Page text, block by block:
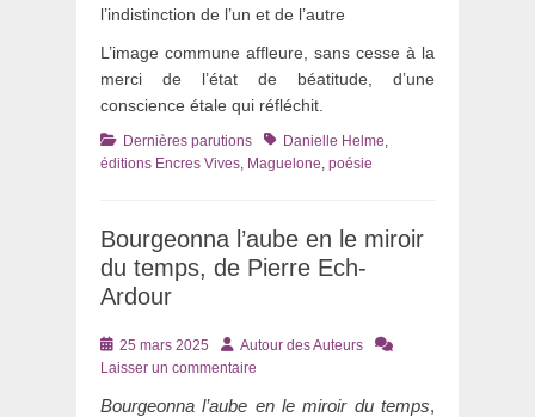
l’indistinction de l’un et de l’autre
L’image commune affleure, sans cesse à la
merci de l’état de béatitude, d’une
conscience étale qui réfléchit.
Catégories
Dernières parutions TagsDanielle Helme
éditions Encres Vives Maguelone poésie
Bourgeonna l’aube en le miroir
du temps, de Pierre Ech-
Ardour
Posté
le
25 mars 2025 AuteurAutour des Auteurs
Laisser un commentaire
Bourgeonna l’aube en le miroir du temps,